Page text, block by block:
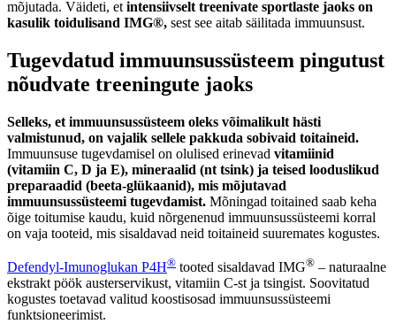
mõjutada. Väideti, et intensiivselt treenivate sportlaste jaoks on
kasulik toidulisand IMG®, sest see aitab säilitada immuunsust.
Tugevdatud immuunsussüsteem pingutust
nõudvate treeningute jaoks
Selleks, et immuunsussüsteem oleks võimalikult hästi
valmistunud, on vajalik sellele pakkuda sobivaid toitaineid.
Immuunsuse tugevdamisel on olulised erinevad vitamiinid
(vitamiin C, D ja E), mineraalid (nt tsink) ja teised looduslikud
preparaadid (beeta-glükaanid), mis mõjutavad
immuunsussüsteemi tugevdamist. Mõningad toitained saab keha
õige toitumise kaudu, kuid nõrgenenud immuunsussüsteemi korral
on vaja tooteid, mis sisaldavad neid toitaineid suuremates kogustes.
Defendyl-Imunoglukan P4H® tooted sisaldavad IMG® – naturaalne
ekstrakt pöök austerservikust, vitamiin C-st ja tsingist. Soovitatud
kogustes toetavad valitud koostisosad immuunsussüsteemi
funktsioneerimist.